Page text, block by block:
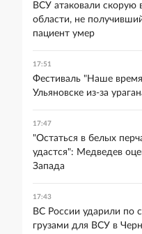
ВСУ атаковали скорую
области, не
пациент умер
17:51
Фестиваль "Наше
Ульяновске из-за
17:47
"Остаться в белых
удастся": Медведев
Запада
17:43
ВС России ударили по
грузами для ВСУ в